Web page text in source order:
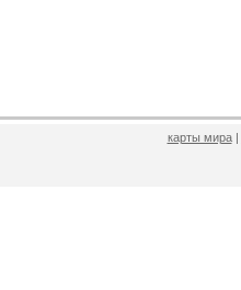
карты мира|